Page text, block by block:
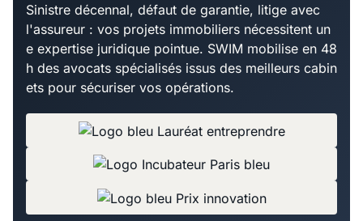
Sinistre décennal, défaut de garantie, litige avec
l'assureur : vos projets immobiliers nécessitent un
e expertise juridique pointue. SWIM mobilise en 48
h des avocats spécialisés issus des meilleurs cabin
ets pour sécuriser vos opérations.